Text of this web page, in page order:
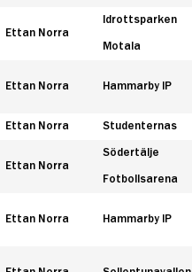
Ettan Norra
Idrottsparken
Motala
Ettan Norra Hammarby IP
Ettan Norra Studenternas
Ettan Norra
Södertälje
Fotbollsarena
Ettan Norra Hammarby IP